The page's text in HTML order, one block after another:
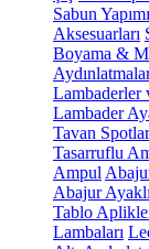
Sabun Yapımı
Aksesuarları
Boyama &
Lambaderler
Lambader
Tavan Spotlar
Tasarruflu
Ampul
Abajur
Tablo
Lambaları